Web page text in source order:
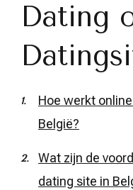
Dating
Hoe werkt
België?
Wat zijn de
dating site in